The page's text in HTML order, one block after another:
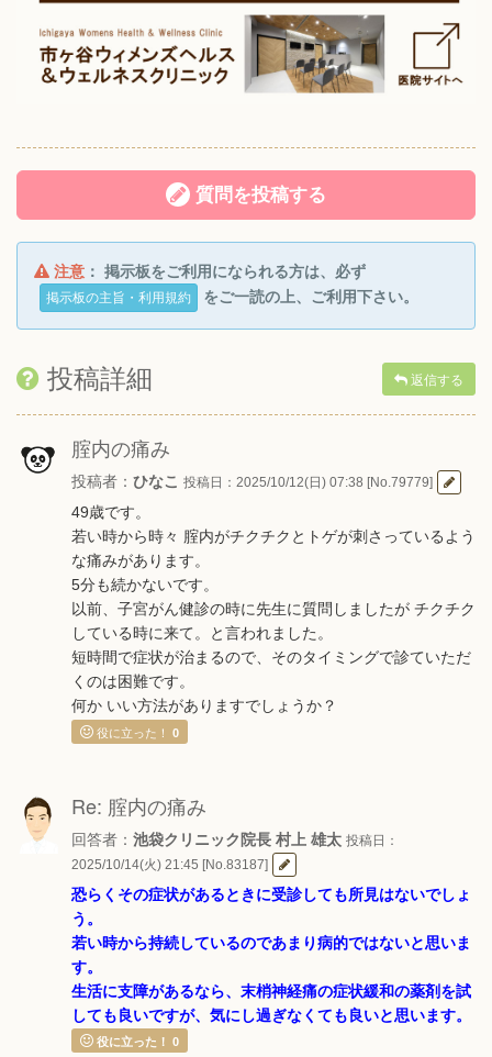
質問を投稿する
注意 ： 掲示板をご利用になられる方は、必ず
掲示板の主旨・利用規約 をご一読の上、ご利用下さい。
投稿詳細 返信する
腟内の痛み
投稿者： ひなこ 投稿日：2025/10/12(日) 07:38 [No.79779]
49歳です。
若い時から時々 腟内がチクチクとトゲが刺さっているよう
な痛みがあります。
5分も続かないです。
以前、子宮がん健診の時に先生に質問しましたが チクチク
している時に来て。と言われました。
短時間で症状が治まるので、そのタイミングで診ていただ
くのは困難です。
何か いい方法がありますでしょうか？
役に立った！ 0
Re: 腟内の痛み
回答者： 池袋クリニック院長 村上 雄太 投稿日：
2025/10/14(火) 21:45 [No.83187]
恐らくその症状があるときに受診しても所見はないでしょ
う。
若い時から持続しているのであまり病的ではないと思いま
す。
生活に支障があるなら、末梢神経痛の症状緩和の薬剤を試
しても良いですが、気にし過ぎなくても良いと思います。
役に立った！ 0